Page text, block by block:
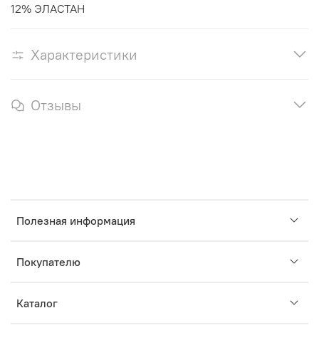
12% ЭЛАСТАН
Характеристики
Отзывы
Полезная информация
Покупателю
Каталог